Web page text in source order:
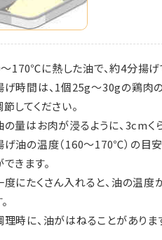
170℃に熱した油で、約4分揚げ
時間は、1個25g～30gの鶏肉
してください。
量はお肉が浸るように、3cmく
油の温度（160～170℃）の目
きます。
にたくさん入れると、油の温度
時に、油がはねることがありま